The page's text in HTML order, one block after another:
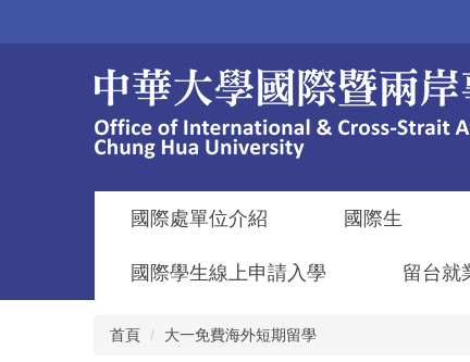
國際處單位介紹 國際生
國際學生線上申請入學 留台就
首頁 大一免費海外短期留學